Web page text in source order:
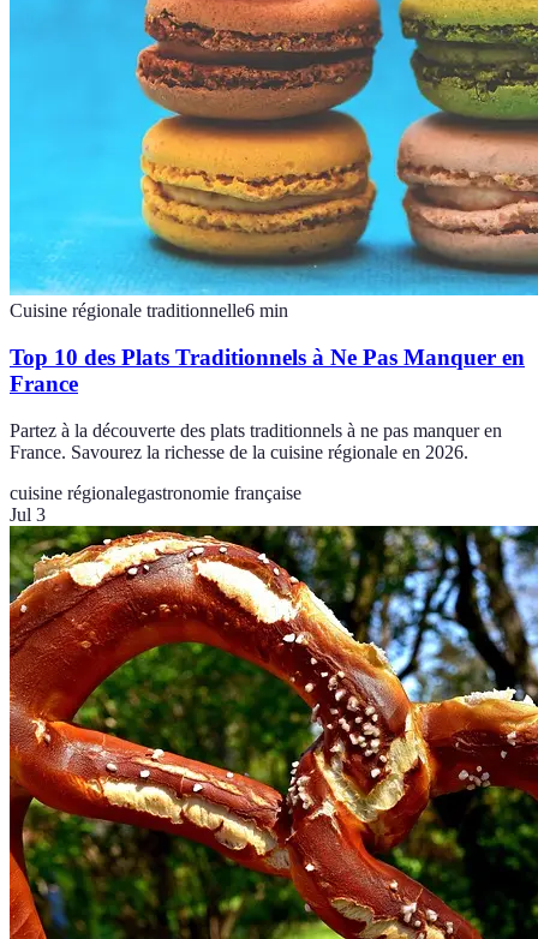
Cuisine régionale traditionnelle6 min
Top 10 des Plats Traditionnels à Ne Pas Manquer en
France
Partez à la découverte des plats traditionnels à ne pas manquer en
France. Savourez la richesse de la cuisine régionale en 2026.
cuisine régionalegastronomie française
Jul 3